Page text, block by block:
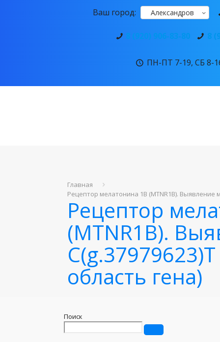
Ваш город: Александров
8 (920) 906-83-80 8
ПН-ПТ 7-19, СБ 8-
Главная
Рецептор мелатонина 1B (MTNR1B). Выявление
Рецептор
(MTNR1B).
область гена)
Поиск